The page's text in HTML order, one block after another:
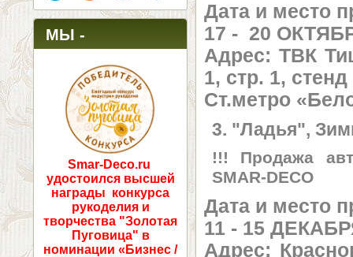
МЫ -
ПОБЕДИТЕЛИ!
Smar-Deco.ru
удостоился высшей
награды конкурса
рукоделия и
творчества "Золотая
Пуговица" в
номинации «Бизнес /
Дата и место
17 - 20
Адрес:ТВК
1, стр. 1,
Ст.метро
3. "Ладья",
!!! Продажа
SMAR-DECO
Дата и место
11 - 15
Адрес: